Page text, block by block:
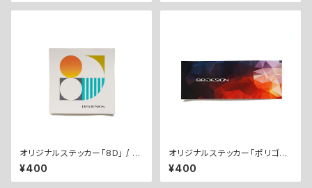
オリジナルステッカー「8D」 / Or
iginal Sticker "8D"
¥400
オリジナルステッカー「ポリゴン」
/ Original Sticker "Polygo
n"
¥400